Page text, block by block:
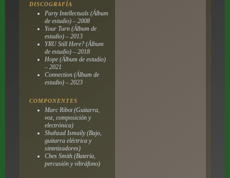
DISCOGRAFÍA
Party Intellectuals(Álbum
de estudio) – 2008
Your Turn(Álbum de
estudio) – 2013
YRU Still Here?(Álbum
de estudio) – 2018
Hope(Álbum de estudio)
– 2021
Connection(Álbum de
estudio) – 2023
COMPONENTES
Marc Ribot (Guitarra,
voz, composición y
electrónica)
Shahzad Ismaily (Bajo,
guitarra eléctrica y
sintetizadores)
Ches Smith (Batería,
percusión y vibráfono)